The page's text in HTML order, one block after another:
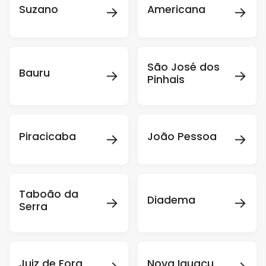
Suzano → Americana →
Bauru →
São José dos
Pinhais
→
Piracicaba → João Pessoa →
Taboão da
Serra
→ Diadema →